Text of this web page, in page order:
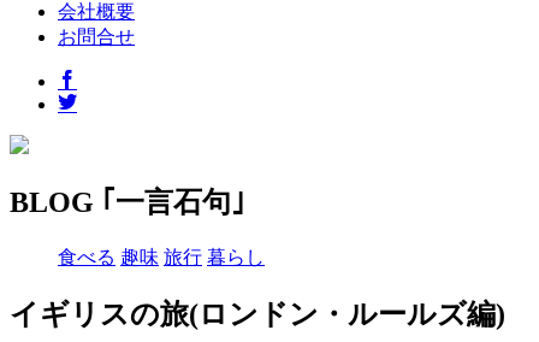
会社概要
お問合せ
BLOG ｢一言石句｣
食べる 趣味 旅行 暮らし
イギリスの旅(ロンドン・ルールズ編)